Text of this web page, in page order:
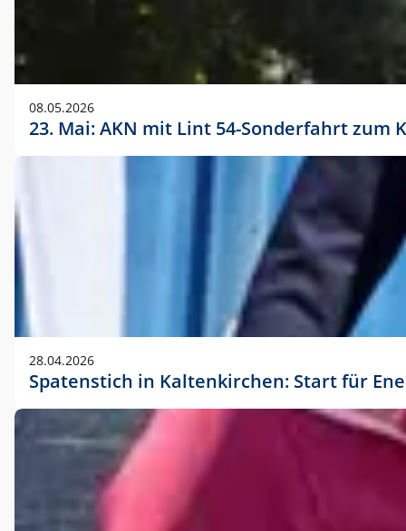
08.05.2026
23. Mai: AKN mit Lint 54-Sonderfahrt
28.04.2026
Spatenstich in Kaltenkirchen: Start für